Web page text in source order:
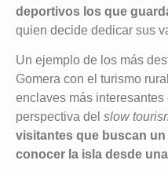
deportivos los que
quien decide dedicar sus
Un ejemplo de los más
Gomera con el turismo
enclaves más
perspectiva del slow
visitantes que buscan un
conocer la isla desde